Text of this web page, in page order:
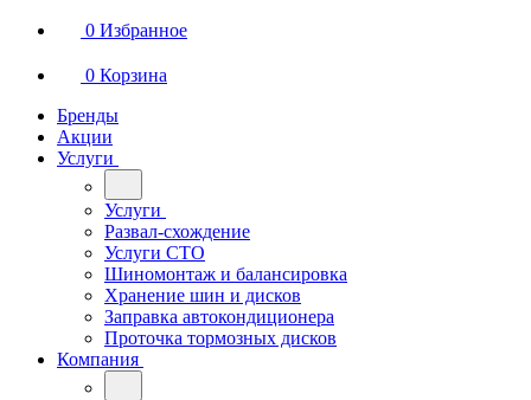
0 Избранное
0 Корзина
Бренды
Акции
Услуги
Услуги
Развал-схождение
Услуги СТО
Шиномонтаж и балансировка
Хранение шин и дисков
Заправка автокондиционера
Проточка тормозных дисков
Компания